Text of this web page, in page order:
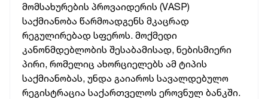
მომსახურების პროვაიდერის (VASP)
საქმიანობა წარმოადგენს მკაცრად
რეგულირებად სფეროს. მოქმედი
კანონმდებლობის შესაბამისად, ნებისმიერი
პირი, რომელიც ახორციელებს ამ ტიპის
საქმიანობას, უნდა გაიაროს სავალდებულო
რეგისტრაცია საქართველოს ეროვნულ ბანკში.